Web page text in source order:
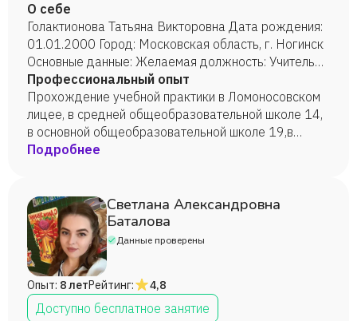
О себе
Голактионова Татьяна Викторовна Дата рождения:
01.01.2000 Город: Московская область, г. Ногинск
Основные данные: Желаемая должность: Учитель
начальных классов , подготовка детей к школе.
Занятость: постоянная Образование: Среднее
специальное «Ногинский филиал МГОУ» Языки:
русский-родной Опыт работы: Прохождение
учебной практики в Ломоносовском лицее, в
9 имени Маршала Жукова Г.К. , 2 года
(репетиторство)
Профессиональный опыт
Прохождение учебной практики в Ломоносовском
лицее, в средней общеобразовательной школе 14,
в основной общеобразовательной школе 19,в
школе 9 имени Маршала Жукова Г.К. , 2 года
Подробнее
Светлана Александровна
Баталова
Данные проверены
Опыт: 8 летРейтинг: 4,8
Доступно бесплатное занятие